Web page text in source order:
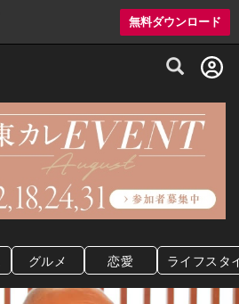
無料ダウンロード
グルメ情報・プレミアムレストラン予約
グルメ 恋愛 ライフスタ